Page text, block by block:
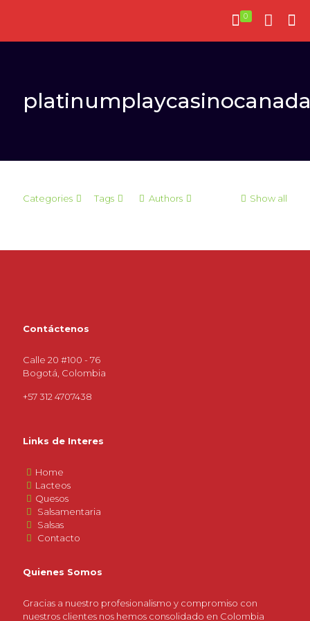
0
Categories Tags Authors Show all
Contáctenos
Calle 20 #100 - 76
Bogotá, Colombia
+57 312 4707438
Links de Interes
Home
Lacteos
Quesos
Salsamentaria
Salsas
Contacto
Quienes Somos
Gracias a nuestro profesionalismo y compromiso con
nuestros clientes nos hemos consolidado en Colombia